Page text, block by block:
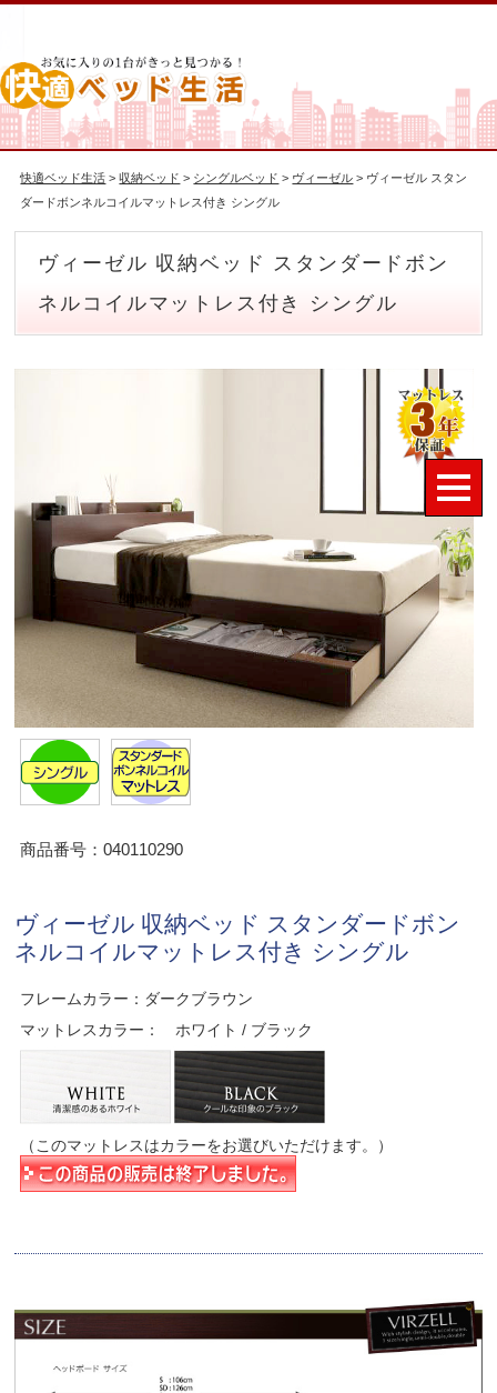
快適ベッド生活 >収納ベッド > シングルベッド > ヴィーゼル > ヴィーゼル スタン
ダードボンネルコイルマットレス付き シングル
ヴィーゼル 収納ベッド スタンダードボン
ネルコイルマットレス付き シングル
商品番号：040110290
ヴィーゼル 収納ベッド スタンダードボン
ネルコイルマットレス付き シングル
フレームカラー：ダークブラウン
マットレスカラー： ホワイト / ブラック
（このマットレスはカラーをお選びいただけます。）